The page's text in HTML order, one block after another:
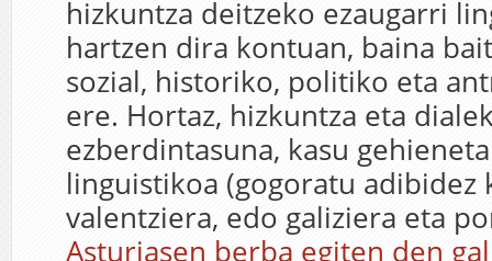
hizkuntza deitzeko ezaugarri
hartzen dira kontuan, baina
sozial, historiko, politiko eta
ere. Hortaz, hizkuntza eta
ezberdintasuna, kasu
linguistikoa (gogoratu adibidez
valentziera, edo galiziera eta
Asturiasen berba egiten den